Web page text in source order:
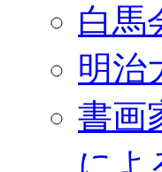
白馬
明治
書画
によ